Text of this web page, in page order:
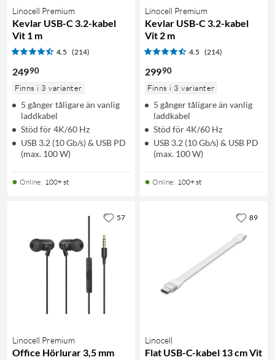
Linocell Premium
Kevlar USB-C 3.2-kabel
Vit 1 m
4.5 (214)
24990
Finns i 3 varianter
5 gånger tåligare än vanlig
laddkabel
Stöd för 4K/60 Hz
USB 3.2 (10 Gb/s) & USB PD
(max. 100 W)
Online: 100+ st
Linocell Premium
Kevlar USB-C 3.2-kabel
Vit 2 m
4.5 (214)
29990
Finns i 3 varianter
5 gånger tåligare än vanlig
laddkabel
Stöd för 4K/60 Hz
USB 3.2 (10 Gb/s) & USB PD
(max. 100 W)
Online: 100+ st
Linocell Premium
Office Hörlurar 3,5 mm
57
Linocell
Flat USB-C-kabel 13 cm Vit
89